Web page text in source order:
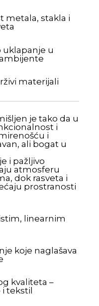
metala, stakla i
uklapanje u
materijali
je tako da u
i
i
ali bogat u
i pažljivo
atmosferu
dok rasveta i
prostranosti
linearnim
koje naglašava
kvaliteta –
tekstil